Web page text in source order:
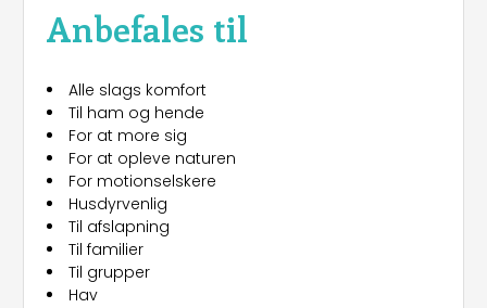
Anbefales til
Alle slags komfort
Til ham og hende
For at more sig
For at opleve naturen
For motionselskere
Husdyrvenlig
Til afslapning
Til familier
Til grupper
Hav